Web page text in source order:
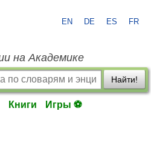
EN DE ES FR
на Академике
Найти!
Книги Игры ⚽